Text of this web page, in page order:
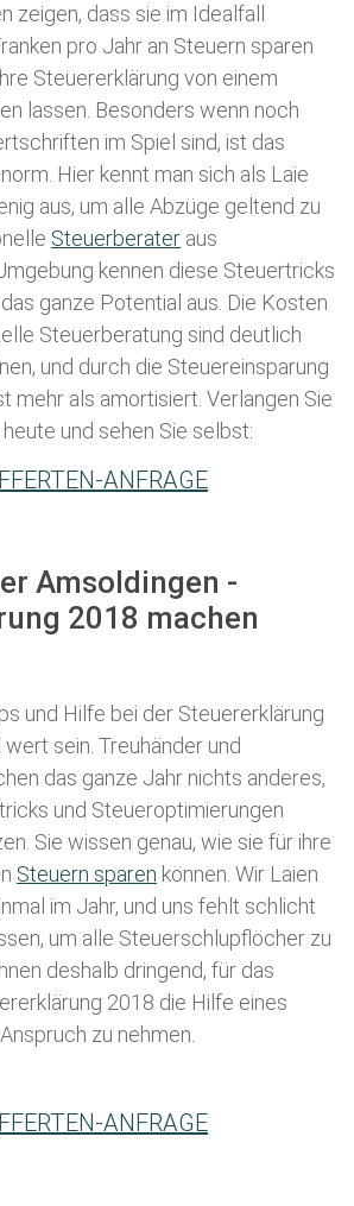
zeigen, dass sie im Idealfall
pro Jahr an Steuern sparen
Steuererklärung von einem
lassen . Besonders wenn noch
im Spiel sind, ist das
Hier kennt man sich als Laie
aus, um alle Abzüge geltend zu
Steuerberater aus
kennen diese Steuertricks
ganze Potential aus. Die Kosten
Steuerberatung sind deutlich
und durch die Steuereinsparung
mehr als amortisiert. Verlangen Sie
und sehen Sie selbst:
ANFRAGE
Amsoldingen -
2018 machen
und Hilfe bei der Steuererklärung
sein. Treuhänder und
das ganze Jahr nichts anderes,
und Steueroptimierungen
Sie wissen genau, wie sie für ihre
Steuern sparen können. Wir Laien
im Jahr, und uns fehlt schlicht
um alle Steuerschlupflöcher zu
deshalb dringend, für das
2018 die Hilfe eines
zu nehmen.
ANFRAGE